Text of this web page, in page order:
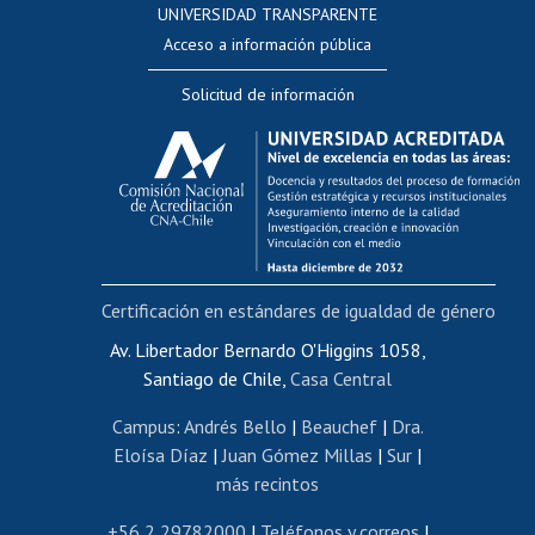
Evaluación docente
Calificación académica
Postulación al AUCAI
Funcionarias/os
Cursos internos de capacitación
Bienestar del personal
Portal de movilidad interna
Certificado de renta
Certificado de renta honorarios
Editar páginas blancas
Extranjeras/os
Revalidación y reconocimiento de títulos
UNIVERSIDAD TRANSPARENTE
Acceso a información pública
Solicitud de información
Av. Libertador Bernardo O'Higgins 1058,
Santiago de Chile, Casa Central
Campus: Andrés Bello | Beauchef| Dra.
Eloísa Díaz |Juan Gómez Millas | Sur |
más recintos
Certificación en estándares de igualdad de género